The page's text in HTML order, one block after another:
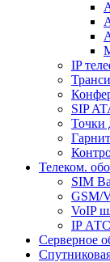
IP
SIP
Точки
Телеком.
SIM
GSM/
VoIP
IP
Серверное